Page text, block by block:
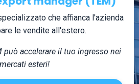
che affianca l'azienda
le vendite all'estero.
può accelerare il tuo ingresso nei
mercati esteri!